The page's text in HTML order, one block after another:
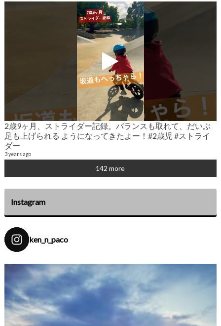
2歳9ヶ月、ストライダー記録。バランスも取れて、だいぶ
足も上げられる ようになってきたよー！#2歳児 #ストライ
ダー
3 years ago
142 more
Instagram
ken_n_paco